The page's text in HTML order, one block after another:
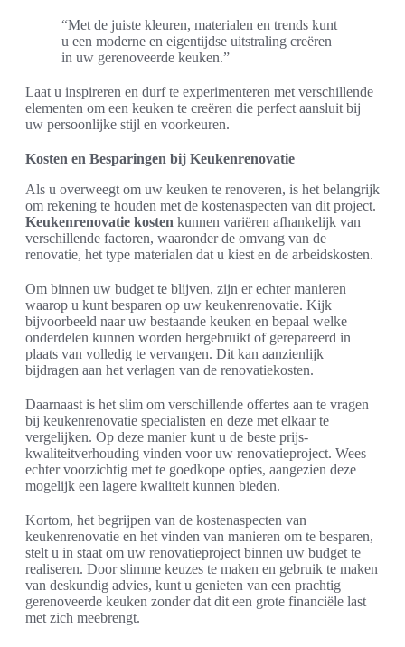
“Met de juiste kleuren, materialen en trends kunt
u een moderne en eigentijdse uitstraling creëren
in uw gerenoveerde keuken.”
Laat u inspireren en durf te experimenteren met verschillende
elementen om een keuken te creëren die perfect aansluit bij
uw persoonlijke stijl en voorkeuren.
Kosten en Besparingen bij Keukenrenovatie
Als u overweegt om uw keuken te renoveren, is het belangrijk
om rekening te houden met de kostenaspecten van dit project.
Keukenrenovatie kosten kunnen variëren afhankelijk van
verschillende factoren, waaronder de omvang van de
renovatie, het type materialen dat u kiest en de arbeidskosten.
Om binnen uw budget te blijven, zijn er echter manieren
waarop u kunt besparen op uw keukenrenovatie. Kijk
bijvoorbeeld naar uw bestaande keuken en bepaal welke
onderdelen kunnen worden hergebruikt of gerepareerd in
plaats van volledig te vervangen. Dit kan aanzienlijk
bijdragen aan het verlagen van de renovatiekosten.
Daarnaast is het slim om verschillende offertes aan te vragen
bij keukenrenovatie specialisten en deze met elkaar te
vergelijken. Op deze manier kunt u de beste prijs-
kwaliteitverhouding vinden voor uw renovatieproject. Wees
echter voorzichtig met te goedkope opties, aangezien deze
mogelijk een lagere kwaliteit kunnen bieden.
Kortom, het begrijpen van de kostenaspecten van
keukenrenovatie en het vinden van manieren om te besparen,
stelt u in staat om uw renovatieproject binnen uw budget te
realiseren. Door slimme keuzes te maken en gebruik te maken
van deskundig advies, kunt u genieten van een prachtig
gerenoveerde keuken zonder dat dit een grote financiële last
met zich meebrengt.